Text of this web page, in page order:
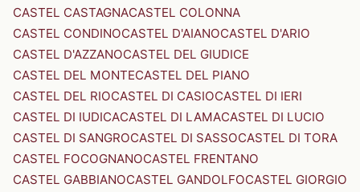
CASTEL CASTAGNACASTEL COLONNA
CASTEL CONDINOCASTEL D'AIANOCASTEL D'ARIO
CASTEL D'AZZANOCASTEL DEL GIUDICE
CASTEL DEL MONTECASTEL DEL PIANO
CASTEL DEL RIOCASTEL DI CASIOCASTEL DI IERI
CASTEL DI IUDICACASTEL DI LAMACASTEL DI LUCIO
CASTEL DI SANGROCASTEL DI SASSOCASTEL DI TORA
CASTEL FOCOGNANOCASTEL FRENTANO
CASTEL GABBIANOCASTEL GANDOLFOCASTEL GIORGIO